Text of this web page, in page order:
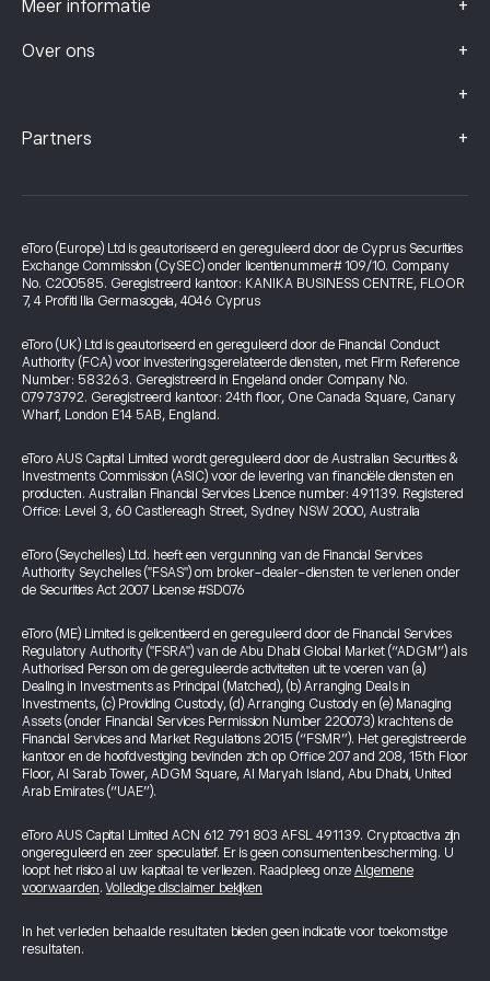
Meer informatie +
Over ons +
+
Partners +
eToro (Europe) Ltd is geautoriseerd en gereguleerd door de Cyprus Securities
Exchange Commission (CySEC) onder licentienummer# 109/10. Company
No. C200585. Geregistreerd kantoor: KANIKA BUSINESS CENTRE, FLOOR
7, 4 Profiti Ilia Germasogeia, 4046 Cyprus
eToro (UK) Ltd is geautoriseerd en gereguleerd door de Financial Conduct
Authority (FCA) voor investeringsgerelateerde diensten, met Firm Reference
Number: 583263. Geregistreerd in Engeland onder Company No.
07973792. Geregistreerd kantoor: 24th floor, One Canada Square, Canary
Wharf, London E14 5AB, England.
eToro AUS Capital Limited wordt gereguleerd door de Australian Securities &
Investments Commission (ASIC) voor de levering van financiële diensten en
producten. Australian Financial Services Licence number: 491139. Registered
Office: Level 3, 60 Castlereagh Street, Sydney NSW 2000, Australia
eToro (Seychelles) Ltd. heeft een vergunning van de Financial Services
Authority Seychelles ("FSAS") om broker-dealer-diensten te verlenen onder
de Securities Act 2007 License #SD076
eToro (ME) Limited is gelicentieerd en gereguleerd door de Financial Services
Regulatory Authority ("FSRA") van de Abu Dhabi Global Market (“ADGM”) als
Authorised Person om de gereguleerde activiteiten uit te voeren van (a)
Dealing in Investments as Principal (Matched), (b) Arranging Deals in
Investments, (c) Providing Custody, (d) Arranging Custody en (e) Managing
Assets (onder Financial Services Permission Number 220073) krachtens de
Financial Services and Market Regulations 2015 (“FSMR”). Het geregistreerde
kantoor en de hoofdvestiging bevinden zich op Office 207 and 208, 15th Floor
Floor, Al Sarab Tower, ADGM Square, Al Maryah Island, Abu Dhabi, United
Arab Emirates (“UAE”).
eToro AUS Capital Limited ACN 612 791 803 AFSL 491139. Cryptoactiva zijn
ongereguleerd en zeer speculatief. Er is geen consumentenbescherming. U
loopt het risico al uw kapitaal te verliezen. Raadpleeg onze Algemene
voorwaarden.Volledige disclaimer bekijken
In het verleden behaalde resultaten bieden geen indicatie voor toekomstige
resultaten.